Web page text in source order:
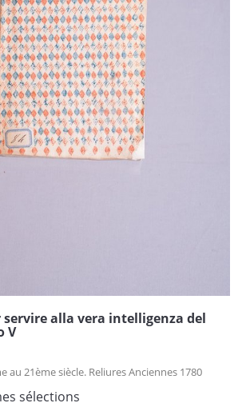
servire alla vera intelligenza del
V
au 21ème siècle. Reliures Anciennes 1780
sélections